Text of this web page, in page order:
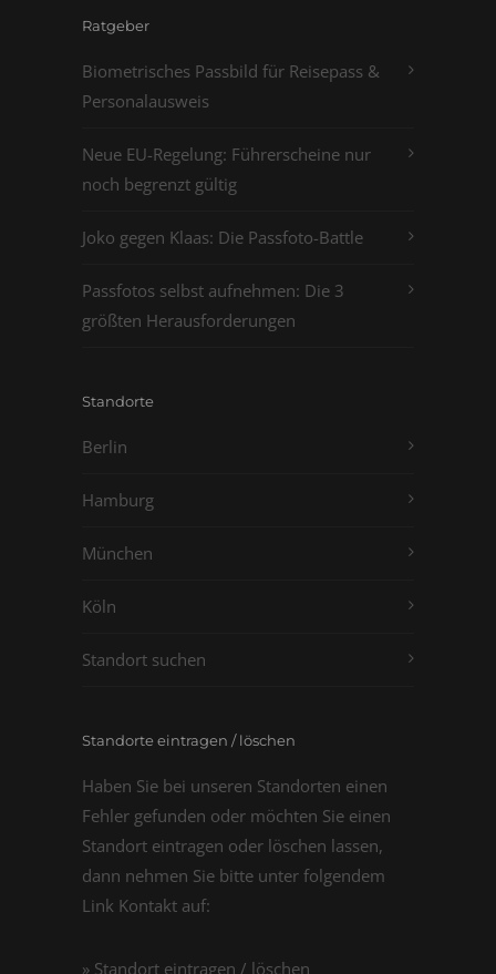
Ratgeber
Biometrisches Passbild für Reisepass &
Personalausweis
Neue EU-Regelung: Führerscheine nur
noch begrenzt gültig
Joko gegen Klaas: Die Passfoto-Battle
Passfotos selbst aufnehmen: Die 3
größten Herausforderungen
Standorte
Berlin
Hamburg
München
Köln
Standort suchen
Standorte eintragen / löschen
Haben Sie bei unseren Standorten einen
Fehler gefunden oder möchten Sie einen
Standort eintragen oder löschen lassen,
dann nehmen Sie bitte unter folgendem
Link Kontakt auf:
» Standort eintragen / löschen